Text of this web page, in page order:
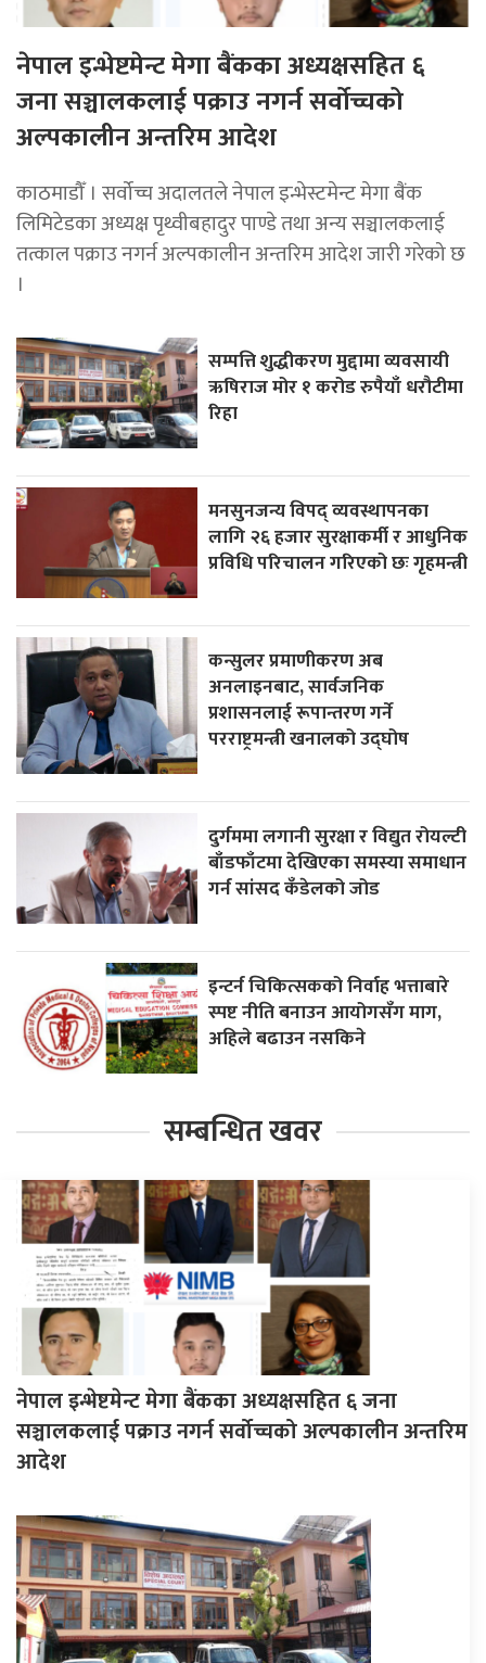
नेपाल इन्भेष्टमेन्ट मेगा बैंकका अध्यक्षसहित ६
जना सञ्चालकलाई पक्राउ नगर्न सर्वोच्चको
अल्पकालीन अन्तरिम आदेश
काठमाडौँ । सर्वोच्च अदालतले नेपाल इन्भेस्टमेन्ट मेगा बैंक
लिमिटेडका अध्यक्ष पृथ्वीबहादुर पाण्डे तथा अन्य सञ्चालकलाई
तत्काल पक्राउ नगर्न अल्पकालीन अन्तरिम आदेश जारी गरेको छ
।
सम्पत्ति शुद्धीकरण मुद्दामा व्यवसायी
ऋषिराज मोर १ करोड रुपैयाँ धरौटीमा
रिहा
मनसुनजन्य विपद् व्यवस्थापनका
लागि २६ हजार सुरक्षाकर्मी र आधुनिक
प्रविधि परिचालन गरिएको छः गृहमन्त्री
कन्सुलर प्रमाणीकरण अब
अनलाइनबाट, सार्वजनिक
प्रशासनलाई रूपान्तरण गर्ने
परराष्ट्रमन्त्री खनालको उद्घोष
दुर्गममा लगानी सुरक्षा र विद्युत रोयल्टी
बाँडफाँटमा देखिएका समस्या समाधान
गर्न सांसद कँडेलको जोड
इन्टर्न चिकित्सकको निर्वाह भत्ताबारे
स्पष्ट नीति बनाउन आयोगसँग माग,
अहिले बढाउन नसकिने
सम्बन्धित खवर
नेपाल इन्भेष्टमेन्ट मेगा बैंकका अध्यक्षसहित ६ जना
सञ्चालकलाई पक्राउ नगर्न सर्वोच्चको अल्पकालीन अन्तरिम
आदेश